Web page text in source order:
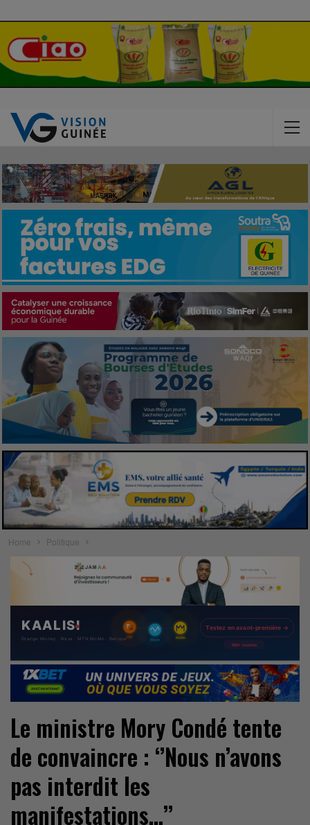
Home Politique
Le ministre Mory Condé tente
de convaincre : ‘’Nous n’avons
pas interdit les
manifestations…’’